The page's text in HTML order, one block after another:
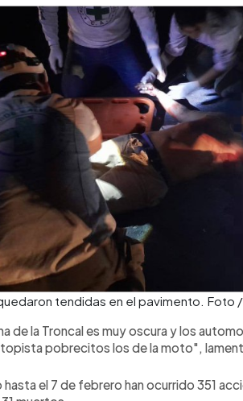
tendidas en el pavimento. Foto
de la Troncal es muy oscura y los
pobrecitos los de la moto",
hasta el 7 de febrero han ocurrido 351